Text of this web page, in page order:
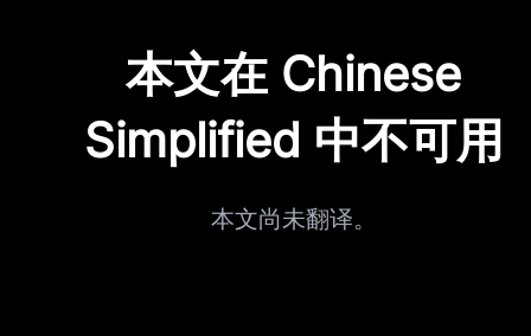
本文在 Chinese
Simplified 中不可用
本文尚未翻译。